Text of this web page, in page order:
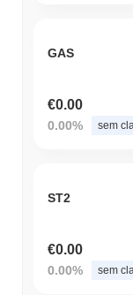
GAS
€0.00
0.00% sem
ST2
€0.00
0.00% sem